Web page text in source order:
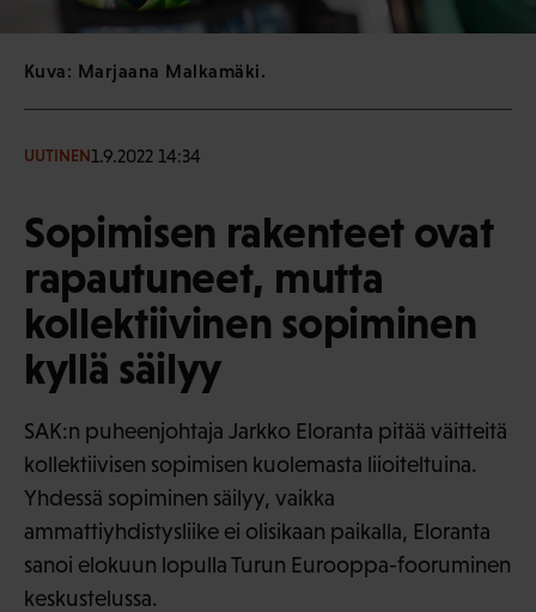
Kuva: Marjaana Malkamäki.
UUTINEN1.9.2022 14:34
Sopimisen rakenteet ovat
rapautuneet, mutta
kollektiivinen sopiminen
kyllä säilyy
SAK:n puheenjohtaja Jarkko Eloranta pitää väitteitä
kollektiivisen sopimisen kuolemasta liioiteltuina.
Yhdessä sopiminen säilyy, vaikka
ammattiyhdistysliike ei olisikaan paikalla, Eloranta
sanoi elokuun lopulla Turun Eurooppa-fooruminen
keskustelussa.